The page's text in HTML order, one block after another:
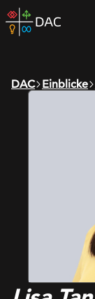
Skip
to
home
DAC Einblicke